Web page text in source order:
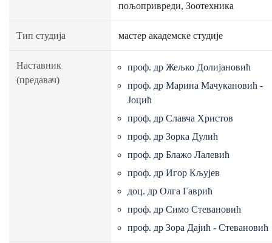
пољопривреди, Зоотехника
Тип студија мастер академске студије
Наставник
(предавач)
проф. др Жељко Долијановић
проф. др Марина Мачукановић -
Јоцић
проф. др Славча Христов
проф. др Зорка Дулић
проф. др Блажо Лалевић
проф. др Игор Кљујев
доц. др Олга Гаврић
проф. др Симо Стевановић
проф. др Зора Дајић - Стевановић